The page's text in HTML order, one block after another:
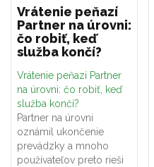
Vrátenie peňazí
Partner na úrovni:
čo robiť, keď
služba končí?
Vrátenie peňazí Partner
na úrovni: čo robiť, keď
služba končí?
Partner na úrovni
oznámil ukončenie
prevádzky a mnoho
používateľov preto rieši